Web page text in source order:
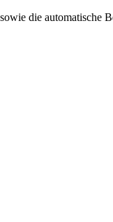
die automatische